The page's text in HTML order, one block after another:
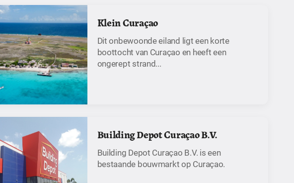
Klein Curaçao
Dit onbewoonde eiland ligt een korte
boottocht van Curaçao en heeft een
ongerept strand...
Building Depot Curaçao B.V.
Building Depot Curaçao B.V. is een
bestaande bouwmarkt op Curaçao.